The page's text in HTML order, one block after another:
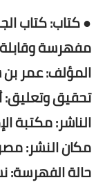
● كتاب: كتاب
مفهرسة
المؤلف: عمر بن
تحقيق
الناشر: مكتبة
مكان النشر:
حالة